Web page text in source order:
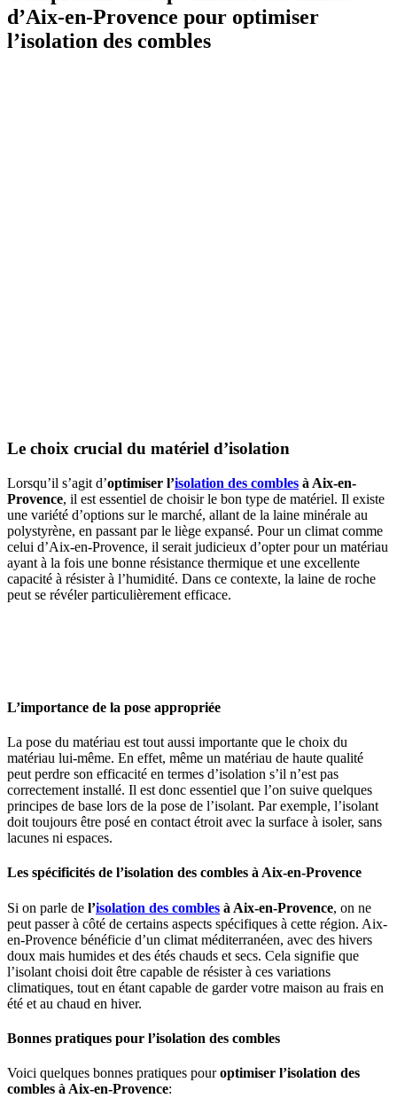
d’Aix-en-Provence pour optimiser
l’isolation des combles
Le choix crucial du matériel d’isolation
Lorsqu’il s’agit d’optimiser l’isolation des combles à Aix-en-
Provence, il est essentiel de choisir le bon type de matériel. Il existe
une variété d’options sur le marché, allant de la laine minérale au
polystyrène, en passant par le liège expansé. Pour un climat comme
celui d’Aix-en-Provence, il serait judicieux d’opter pour un matériau
ayant à la fois une bonne résistance thermique et une excellente
capacité à résister à l’humidité. Dans ce contexte, la laine de roche
peut se révéler particulièrement efficace.
L’importance de la pose appropriée
La pose du matériau est tout aussi importante que le choix du
matériau lui-même. En effet, même un matériau de haute qualité
peut perdre son efficacité en termes d’isolation s’il n’est pas
correctement installé. Il est donc essentiel que l’on suive quelques
principes de base lors de la pose de l’isolant. Par exemple, l’isolant
doit toujours être posé en contact étroit avec la surface à isoler, sans
lacunes ni espaces.
Les spécificités de l’isolation des combles à Aix-en-Provence
Si on parle de l’isolation des combles à Aix-en-Provence, on ne
peut passer à côté de certains aspects spécifiques à cette région. Aix-
en-Provence bénéficie d’un climat méditerranéen, avec des hivers
doux mais humides et des étés chauds et secs. Cela signifie que
l’isolant choisi doit être capable de résister à ces variations
climatiques, tout en étant capable de garder votre maison au frais en
été et au chaud en hiver.
Bonnes pratiques pour l’isolation des combles
Voici quelques bonnes pratiques pouroptimiser l’isolation des
combles à Aix-en-Provence: